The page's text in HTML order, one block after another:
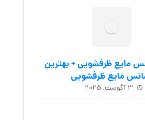
مایع ظرفشویی + بهترین
مایع ظرفشویی
۳ آگوست, ۲۰۲۵